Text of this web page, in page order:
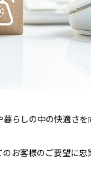
らしの中の快適さ
お客様のご要望に忠